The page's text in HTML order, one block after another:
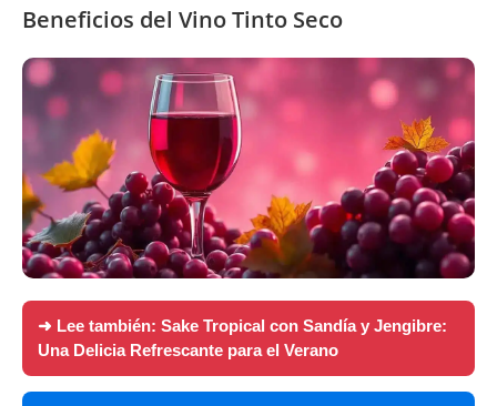
Beneficios del Vino Tinto Seco
➜ Lee también: Sake Tropical con Sandía y Jengibre:
Una Delicia Refrescante para el Verano